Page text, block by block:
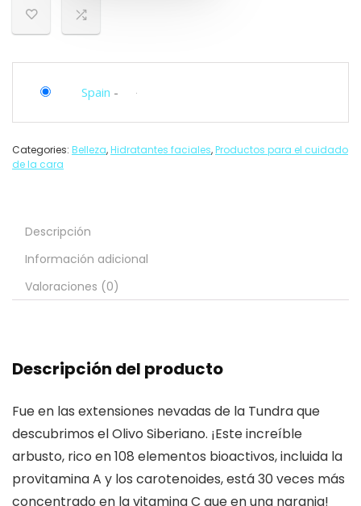
Spain -
Categories: Belleza,Hidratantes faciales,Productos para el cuidado
de la cara
Descripción
Información adicional
Valoraciones (0)
Descripción del producto
Fue en las extensiones nevadas de la Tundra que
descubrimos el Olivo Siberiano. ¡Este increíble
arbusto, rico en 108 elementos bioactivos, incluida la
provitamina A y los carotenoides, está 30 veces más
concentrado en la vitamina C que en una naranja!